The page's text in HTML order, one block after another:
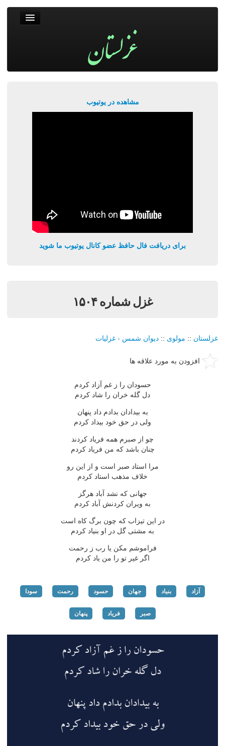
مشاهده در یوتیوب
برای دریافت فال حافظ عضو کانال یوتیوب ما شوید
غزل شماره ۱۵۰۴
غزلستان :: مولوی :: دیوان شمس - غزلیات
افزودن به مورد علاقه ها
حسودان را ز غم آزاد كردم
دل گله خران را شاد كردم
به بیدادان بدادم داد پنهان
ولی در حق خود بیداد كردم
چو از صبرم همه فریاد كردند
چنان باشد كه من فریاد كردم
مرا استاد صبر است و از این رو
خلاف مذهب استاد كردم
جهانی كه نشد آباد هرگز
به ویران كردنش آباد كردم
در این تیزاب كه چون برگ كاه است
به مشتی گل در او بنیاد كردم
فراموشم مكن یا رب ز رحمت
اگر غیر تو را من یاد كردم
آزاد بنیاد جهان حسود رحمت سودا
صبر فریاد پنهان